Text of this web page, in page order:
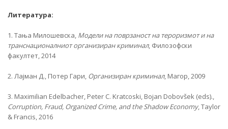
Литература:
1. Тања Милошевска, Модели на поврзаност на тероризмот и на
транснационалниот организиран криминал, Филозофски
факултет, 2014
2. Лајман Д., Потер Гари, Организиран криминал, Магор, 2009
3. Maximilian Edelbacher, Peter C. Kratcoski, Bojan Dobovšek (eds).,
Corruption, Fraud, Organized Crime, and the Shadow Economy, Taylor
& Francis, 2016